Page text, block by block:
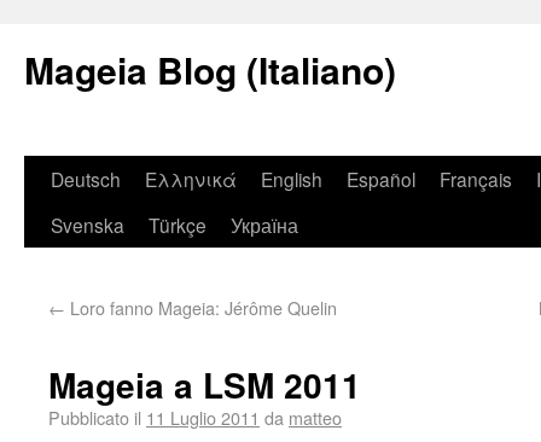
Mageia Blog (Italiano)
Deutsch Ελληνικά English Español Français
Svenska
Türkçe Україна
← Loro fanno Mageia: Jérôme Quelin
Mageia a LSM 2011
Pubblicato il 11 Luglio 2011 da matteo